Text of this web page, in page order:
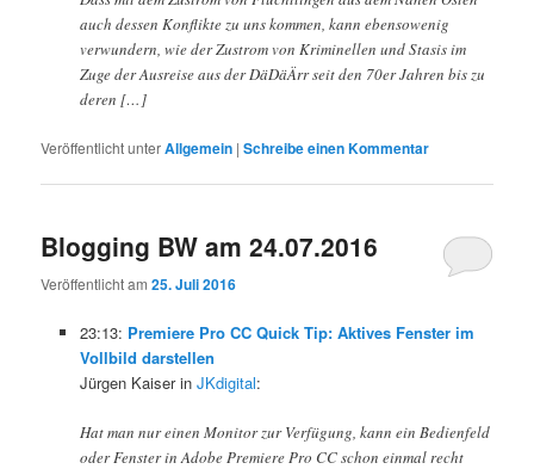
auch dessen Konflikte zu uns kommen, kann ebensowenig
verwundern, wie der Zustrom von Kriminellen und Stasis im
Zuge der Ausreise aus der DäDäÄrr seit den 70er Jahren bis zu
deren […]
Veröffentlicht unterAllgemein |Schreibe einen Kommentar
Blogging BW am 24.07.2016
Veröffentlicht am25. Juli 2016
23:13: Premiere Pro CC Quick Tip: Aktives Fenster im
Vollbild darstellen
Jürgen Kaiser in JKdigital:
Hat man nur einen Monitor zur Verfügung, kann ein Bedienfeld
oder Fenster in Adobe Premiere Pro CC schon einmal recht